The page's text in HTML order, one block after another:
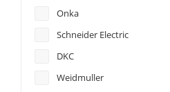
Onka
Schneider Electric
DKC
Weidmuller